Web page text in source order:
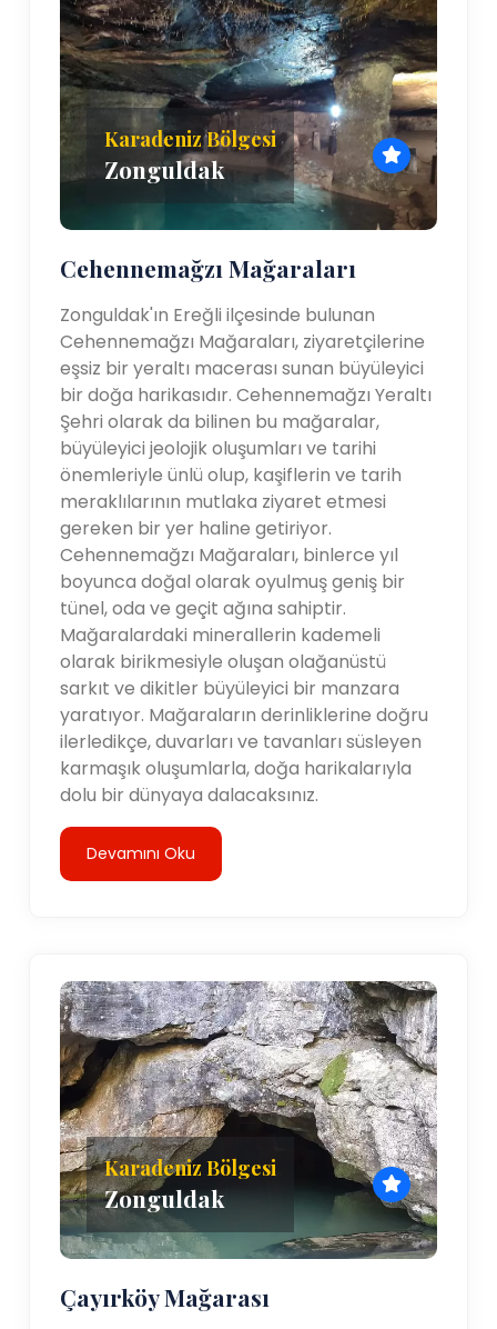
Karadeniz Bölgesi
Zonguldak
Cehennemağzı Mağaraları
Zonguldak'ın Ereğli ilçesinde bulunan
Cehennemağzı Mağaraları, ziyaretçilerine
eşsiz bir yeraltı macerası sunan büyüleyici
bir doğa harikasıdır. Cehennemağzı Yeraltı
Şehri olarak da bilinen bu mağaralar,
büyüleyici jeolojik oluşumları ve tarihi
önemleriyle ünlü olup, kaşiflerin ve tarih
meraklılarının mutlaka ziyaret etmesi
gereken bir yer haline getiriyor.
Cehennemağzı Mağaraları, binlerce yıl
boyunca doğal olarak oyulmuş geniş bir
tünel, oda ve geçit ağına sahiptir.
Mağaralardaki minerallerin kademeli
olarak birikmesiyle oluşan olağanüstü
sarkıt ve dikitler büyüleyici bir manzara
yaratıyor. Mağaraların derinliklerine doğru
ilerledikçe, duvarları ve tavanları süsleyen
karmaşık oluşumlarla, doğa harikalarıyla
dolu bir dünyaya dalacaksınız.
Devamını Oku
Karadeniz Bölgesi
Zonguldak
Çayırköy Mağarası